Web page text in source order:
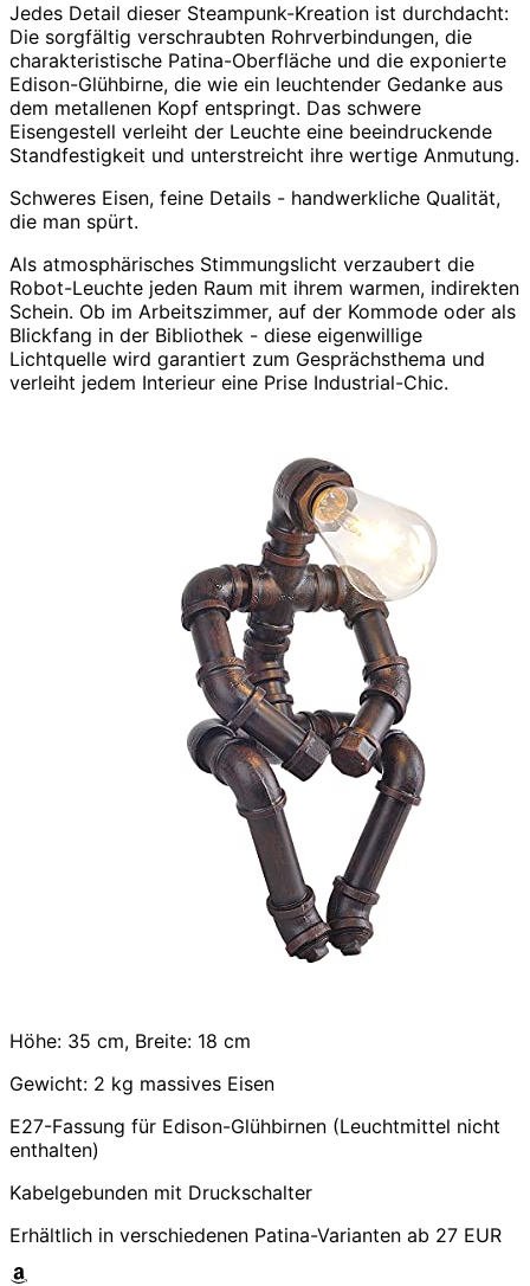
Jedes Detail dieser Steampunk-Kreation ist durchdacht:
Die sorgfältig verschraubten Rohrverbindungen, die
charakteristische Patina-Oberfläche und die exponierte
Edison-Glühbirne, die wie ein leuchtender Gedanke aus
dem metallenen Kopf entspringt. Das schwere
Eisengestell verleiht der Leuchte eine beeindruckende
Standfestigkeit und unterstreicht ihre wertige Anmutung.
Schweres Eisen, feine Details - handwerkliche Qualität,
die man spürt.
Als atmosphärisches Stimmungslicht verzaubert die
Robot-Leuchte jeden Raum mit ihrem warmen, indirekten
Schein. Ob im Arbeitszimmer, auf der Kommode oder als
Blickfang in der Bibliothek - diese eigenwillige
Lichtquelle wird garantiert zum Gesprächsthema und
verleiht jedem Interieur eine Prise Industrial-Chic.
Höhe: 35 cm, Breite: 18 cm
Gewicht: 2 kg massives Eisen
E27-Fassung für Edison-Glühbirnen (Leuchtmittel nicht
enthalten)
Kabelgebunden mit Druckschalter
Erhältlich in verschiedenen Patina-Varianten ab 27 EUR